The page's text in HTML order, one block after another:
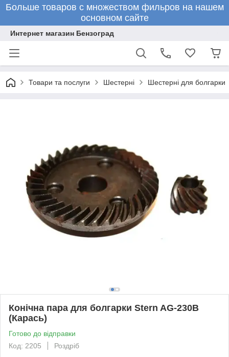
Больше товаров с множеством фильров на нашем
основном сайте
Интернет магазин Бензоград
Товари та послуги Шестерні Шестерні для болгарки
Конічна пара для болгарки Stern AG-230B
(Карась)
Готово до відправки
Код: 2205
Роздріб